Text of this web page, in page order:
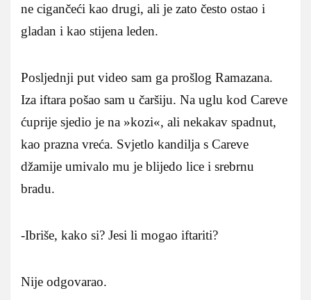
ne cigančeći kao drugi, ali je zato često ostao i
gladan i kao stijena leden.
Posljednji put video sam ga prošlog Ramazana.
Iza iftara pošao sam u čaršiju. Na uglu kod Careve
ćuprije sjedio je na »kozi«, ali nekakav spadnut,
kao prazna vreća. Svjetlo kandilja s Careve
džamije umivalo mu je blijedo lice i srebrnu
bradu.
-Ibriše, kako si? Jesi li mogao iftariti?
Nije odgovarao.